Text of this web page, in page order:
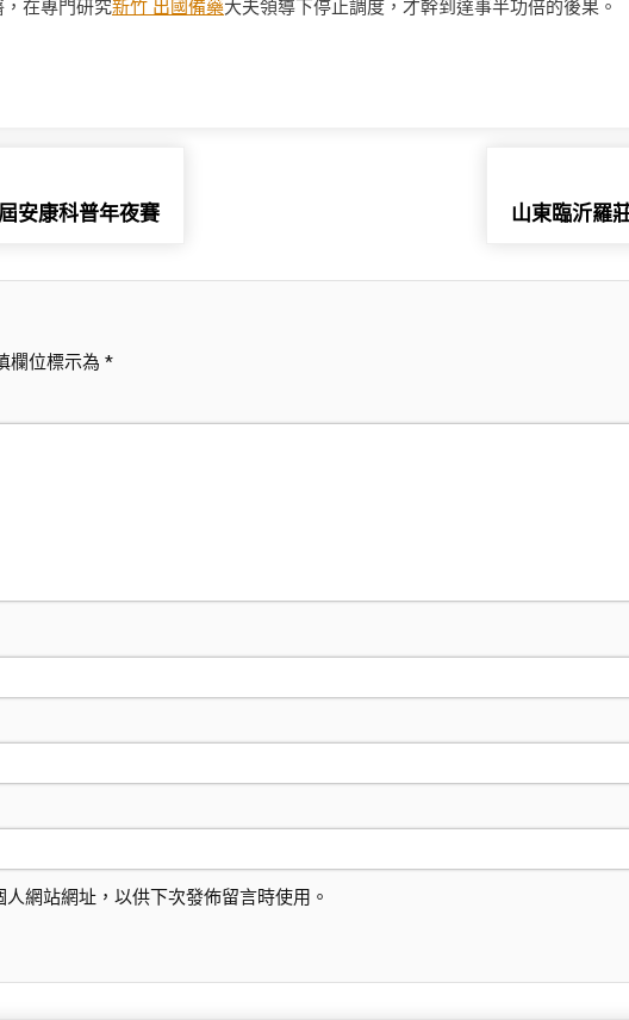
在專門研究新竹 出國備藥大夫領導下停止調度，才幹到達事半功倍的後果。
安康科普年夜賽
山東臨沂羅
欄位標示為 *
網站網址，以供下次發佈留言時使用。